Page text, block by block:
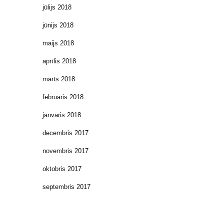
jūlijs 2018
jūnijs 2018
maijs 2018
aprīlis 2018
marts 2018
februāris 2018
janvāris 2018
decembris 2017
novembris 2017
oktobris 2017
septembris 2017